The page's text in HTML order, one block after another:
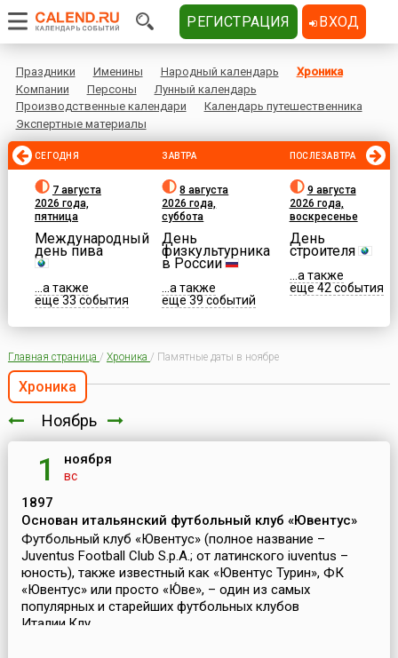
Праздники Именины Народный календарь
Хроника
Компании
Персоны
Лунный календарь
Производственные календари
Календарь путешественника
Экспертные материалы
СЕГОДНЯ
7 августа
2026 года,
пятница
Международный
день пива
...а также
еще 33 события
ЗАВТРА
8 августа
2026 года,
суббота
День
физкультурника
в России
...а также
еще 39 событий
ПОСЛЕЗАВТРА
9 августа
2026 года,
воскресенье
День
строителя
...а также
еще 42 события
Главная страница / Хроника / Памятные даты в ноябре
Хроника
Ноябрь
1 ноября
вс
1897
Основан итальянский футбольный клуб «Ювентус»
Футбольный клуб «Ювентус» (полное название –
Juventus Football Club S.p.A.; от латинского iuventus –
юность), также известный как «Ювентус Турин», ФК
«Ювентус» или просто «Ю́ве», – один из самых
популярных и старейших футбольных клубов
Италии.Клу...
РЕГИСТРАЦИЯ ВХОД